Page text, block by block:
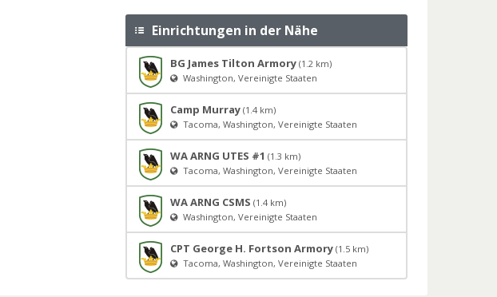
Einrichtungen in der Nähe
BG James Tilton Armory (1.2 km)
Washington, Vereinigte Staaten
Camp Murray (1.4 km)
Tacoma, Washington, Vereinigte Staaten
WA ARNG UTES #1 (1.3 km)
Tacoma, Washington, Vereinigte Staaten
WA ARNG CSMS (1.4 km)
Washington, Vereinigte Staaten
CPT George H. Fortson Armory (1.5 km)
Tacoma, Washington, Vereinigte Staaten